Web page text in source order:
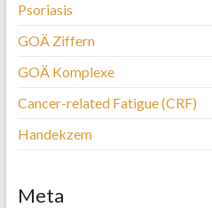
Psoriasis
GOÄ Ziffern
GOÄ Komplexe
Cancer-related Fatigue (CRF)
Handekzem
Meta